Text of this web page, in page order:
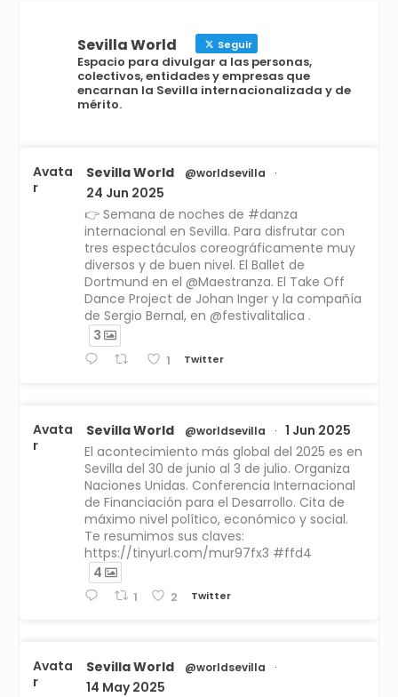
Sevilla World Seguir
Espacio para divulgar a las personas,
colectivos, entidades y empresas que
encarnan la Sevilla internacionalizada y de
mérito.
Avata
r
Sevilla World @worldsevilla ·
24 Jun 2025
👉 Semana de noches de #danza
internacional en Sevilla. Para disfrutar con
tres espectáculos coreográficamente muy
diversos y de buen nivel. El Ballet de
Dortmund en el @Maestranza. El Take Off
Dance Project de Johan Inger y la compañía
de Sergio Bernal, en @festivalitalica .
3
1 Twitter
Avata
r
Sevilla World @worldsevilla ·
1 Jun 2025
El acontecimiento más global del 2025 es en
Sevilla del 30 de junio al 3 de julio. Organiza
Naciones Unidas. Conferencia Internacional
de Financiación para el Desarrollo. Cita de
máximo nivel político, económico y social.
Te resumimos sus claves:
https://tinyurl.com/mur97fx3 #ffd4
4
1 2 Twitter
Avata
r
Sevilla World @worldsevilla ·
14 May 2025